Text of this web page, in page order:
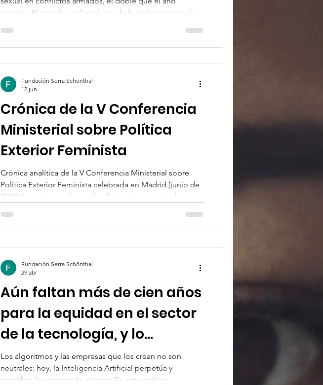
anterior. El artículo analiza el uso de la violencia sexual y la
expone los retos de documentación y la confusión
mediática entre trata y tráfico de personas.
Crónica de la V Conferencia
Ministerial sobre Política
Exterior Feminista
Crónica analítica de la V Conferencia Ministerial sobre
Política Exterior Feminista celebrada en Madrid (junio de
2026). Examinamos las profundas tensiones entre la
movimientos de base, abordando problemáticas como la
infrafinanciación estructural, la invisibilidad de los
Fundación Serra-Schönthal.
Fundación Serra Schönthal
12 jun
Aún faltan más de cien años
para la equidad en el sector
de la tecnología, y lo
sufrimos todas
Los algoritmos y las empresas que los crean no son
neutrales: hoy, la Inteligencia Artificial perpetúa y
amplifica los sesgos de género. En este análisis,
Fundación Serra Schönthal
29 abr